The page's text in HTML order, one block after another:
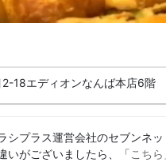
18エディオンなんば本店6階
シプラス運営会社のセブンネ
いがございましたら、「こちら